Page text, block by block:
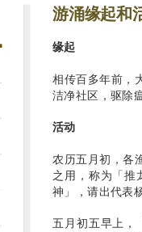
游涌缘起和
缘起
相传百多年前，
洁净社区，驱除
活动
农历五月初，各
之用，称为「推
神」，请出代表
五月初五早上，